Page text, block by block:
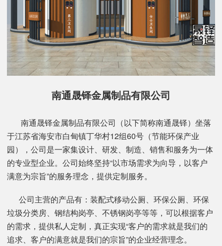
南通晟铎金属制品有限公司
南通晟铎金属制品有限公司（以下简称南通晟铎）坐落
于江苏省海安市白甸镇丁华村12组60号（节能环保产业
园），公司是一家集设计、研发、制造、销售和服务为一体
的专业型企业。公司始终坚持“以市场需求为向导，以客户
满意为宗旨”的服务理念，提供定制服务。
公司主营的产品有：装配式移动公厕、环保公厕、环保
垃圾分类房、钢结构岗亭、不锈钢岗亭等等，可以根据客户
的需求，提供私人定制，真正实现“客户的需求就是我们的
追求、客户的满意就是我们的宗旨”的企业经营理念。